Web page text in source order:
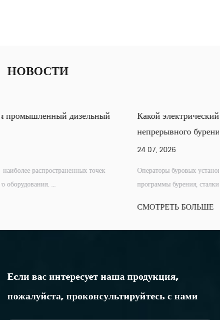
НОВОСТИ
перегревается промышленный дизельный
остается одной из наиболее распространенных точек
Какой
Если вас интересует наша продукция,
пожалуйста, проконсультируйтесь с нами